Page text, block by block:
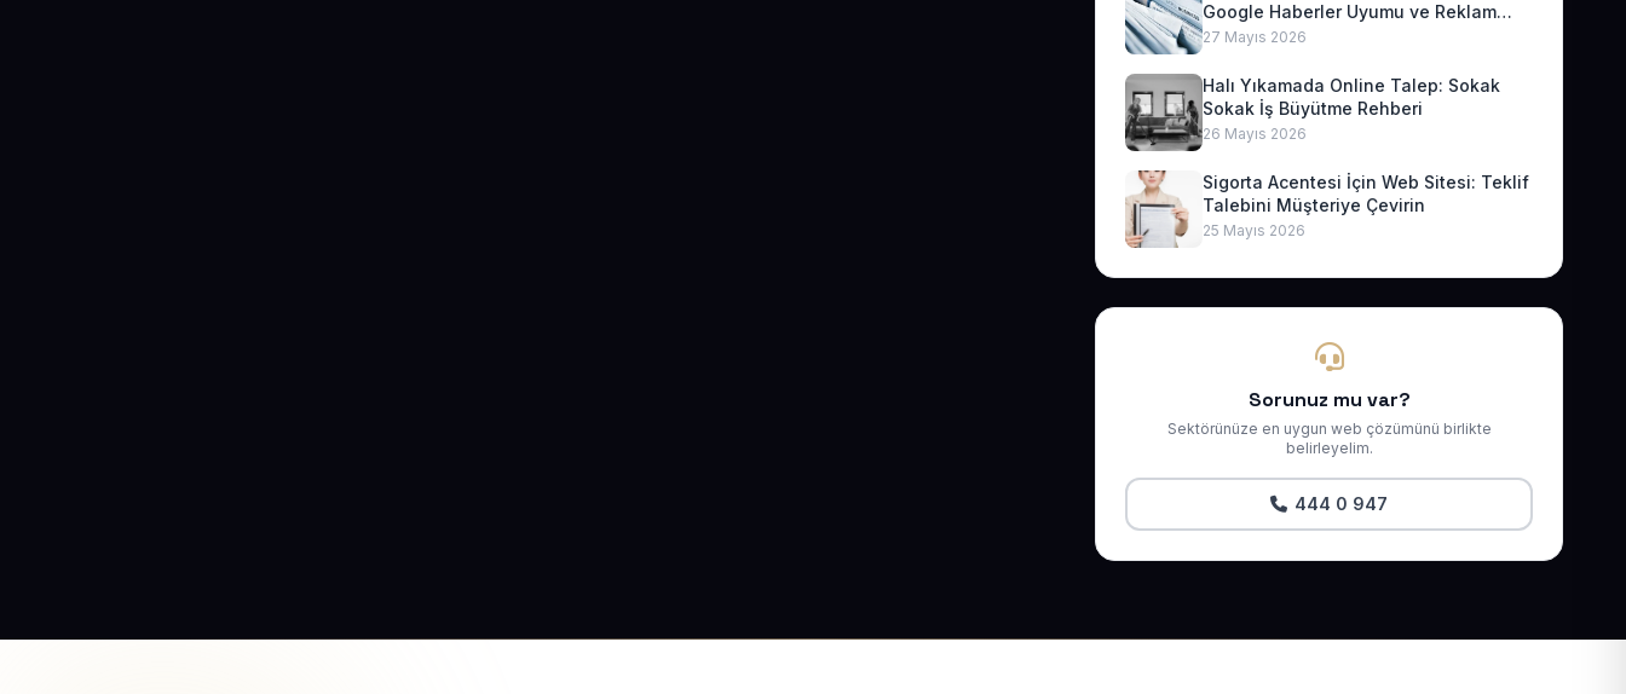
Google Haberler Uyumu ve Reklam
Geliri
27 Mayıs 2026
Halı Yıkamada Online Talep: Sokak
Sokak İş Büyütme Rehberi
26 Mayıs 2026
Sigorta Acentesi İçin Web Sitesi: Teklif
Talebini Müşteriye Çevirin
25 Mayıs 2026
Sorunuz mu var?
Sektörünüze en uygun web çözümünü birlikte
belirleyelim.
444 0 947